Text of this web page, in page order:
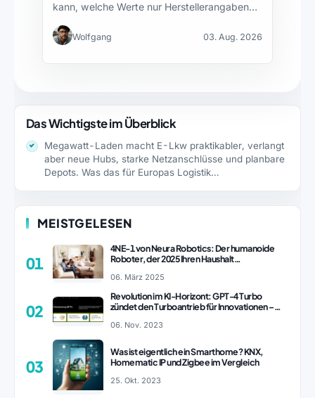
kann, welche Werte nur Herstellerangaben
Wolfgang 03. Aug. 2026
Das Wichtigste im Überblick
Megawatt-Laden macht E-Lkw praktikabler, verlangt
aber neue Hubs, starke Netzanschlüsse und planbare
Depots. Was das für Europas Logistik…
MEISTGELESEN
01
4NE-1 von Neura Robotics: Der humanoide
Roboter, der 2025 Ihren Haushalt
06. März 2025
02
Revolution im KI-Horizont: GPT-4 Turbo
zündet den Turboantrieb für Innovationen –
06. Nov. 2023
03
Was ist eigentlich ein Smarthome? KNX,
Homematic IP und Zigbee im Vergleich
25. Okt. 2023